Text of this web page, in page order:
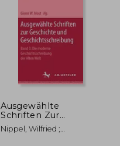
45%
dcto.
Ausgewählte
Schriften Zur
Geschichte Und
Geschichtsschreibung:
Nippel, Wilfried ;